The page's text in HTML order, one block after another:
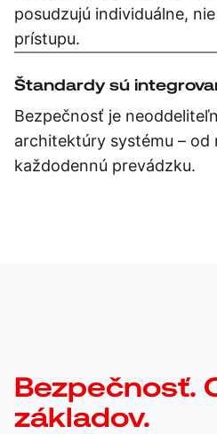
posudzujú individuálne,
prístupu.
Štandardy sú
Bezpečnosť je
architektúry systému – od
každodennú prevádzku.
Bezpečnosť.
základov.